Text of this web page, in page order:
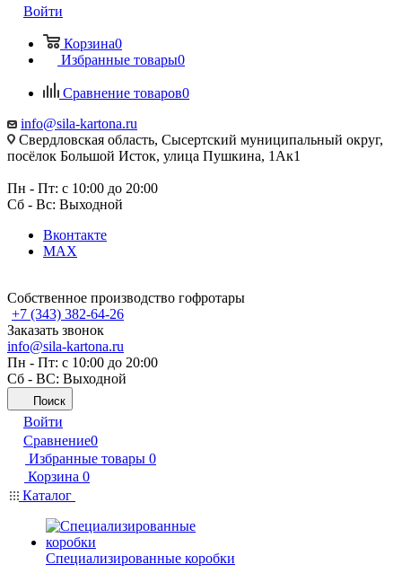
Войти
Корзина0
Избранные товары0
Сравнение товаров0
info@sila-kartona.ru
Свердловская область, Сысертский муниципальный округ,
посёлок Большой Исток, улица Пушкина, 1Ак1
Пн - Пт: с 10:00 до 20:00
Сб - Вс: Выходной
Вконтакте
MAX
Собственное производство гофротары
+7 (343) 382-64-26
Заказать звонок
info@sila-kartona.ru
Пн - Пт: с 10:00 до 20:00
Сб - ВС: Выходной
Поиск
Войти
Сравнение0
Избранные товары 0
Корзина 0
Каталог
Специализированные коробки